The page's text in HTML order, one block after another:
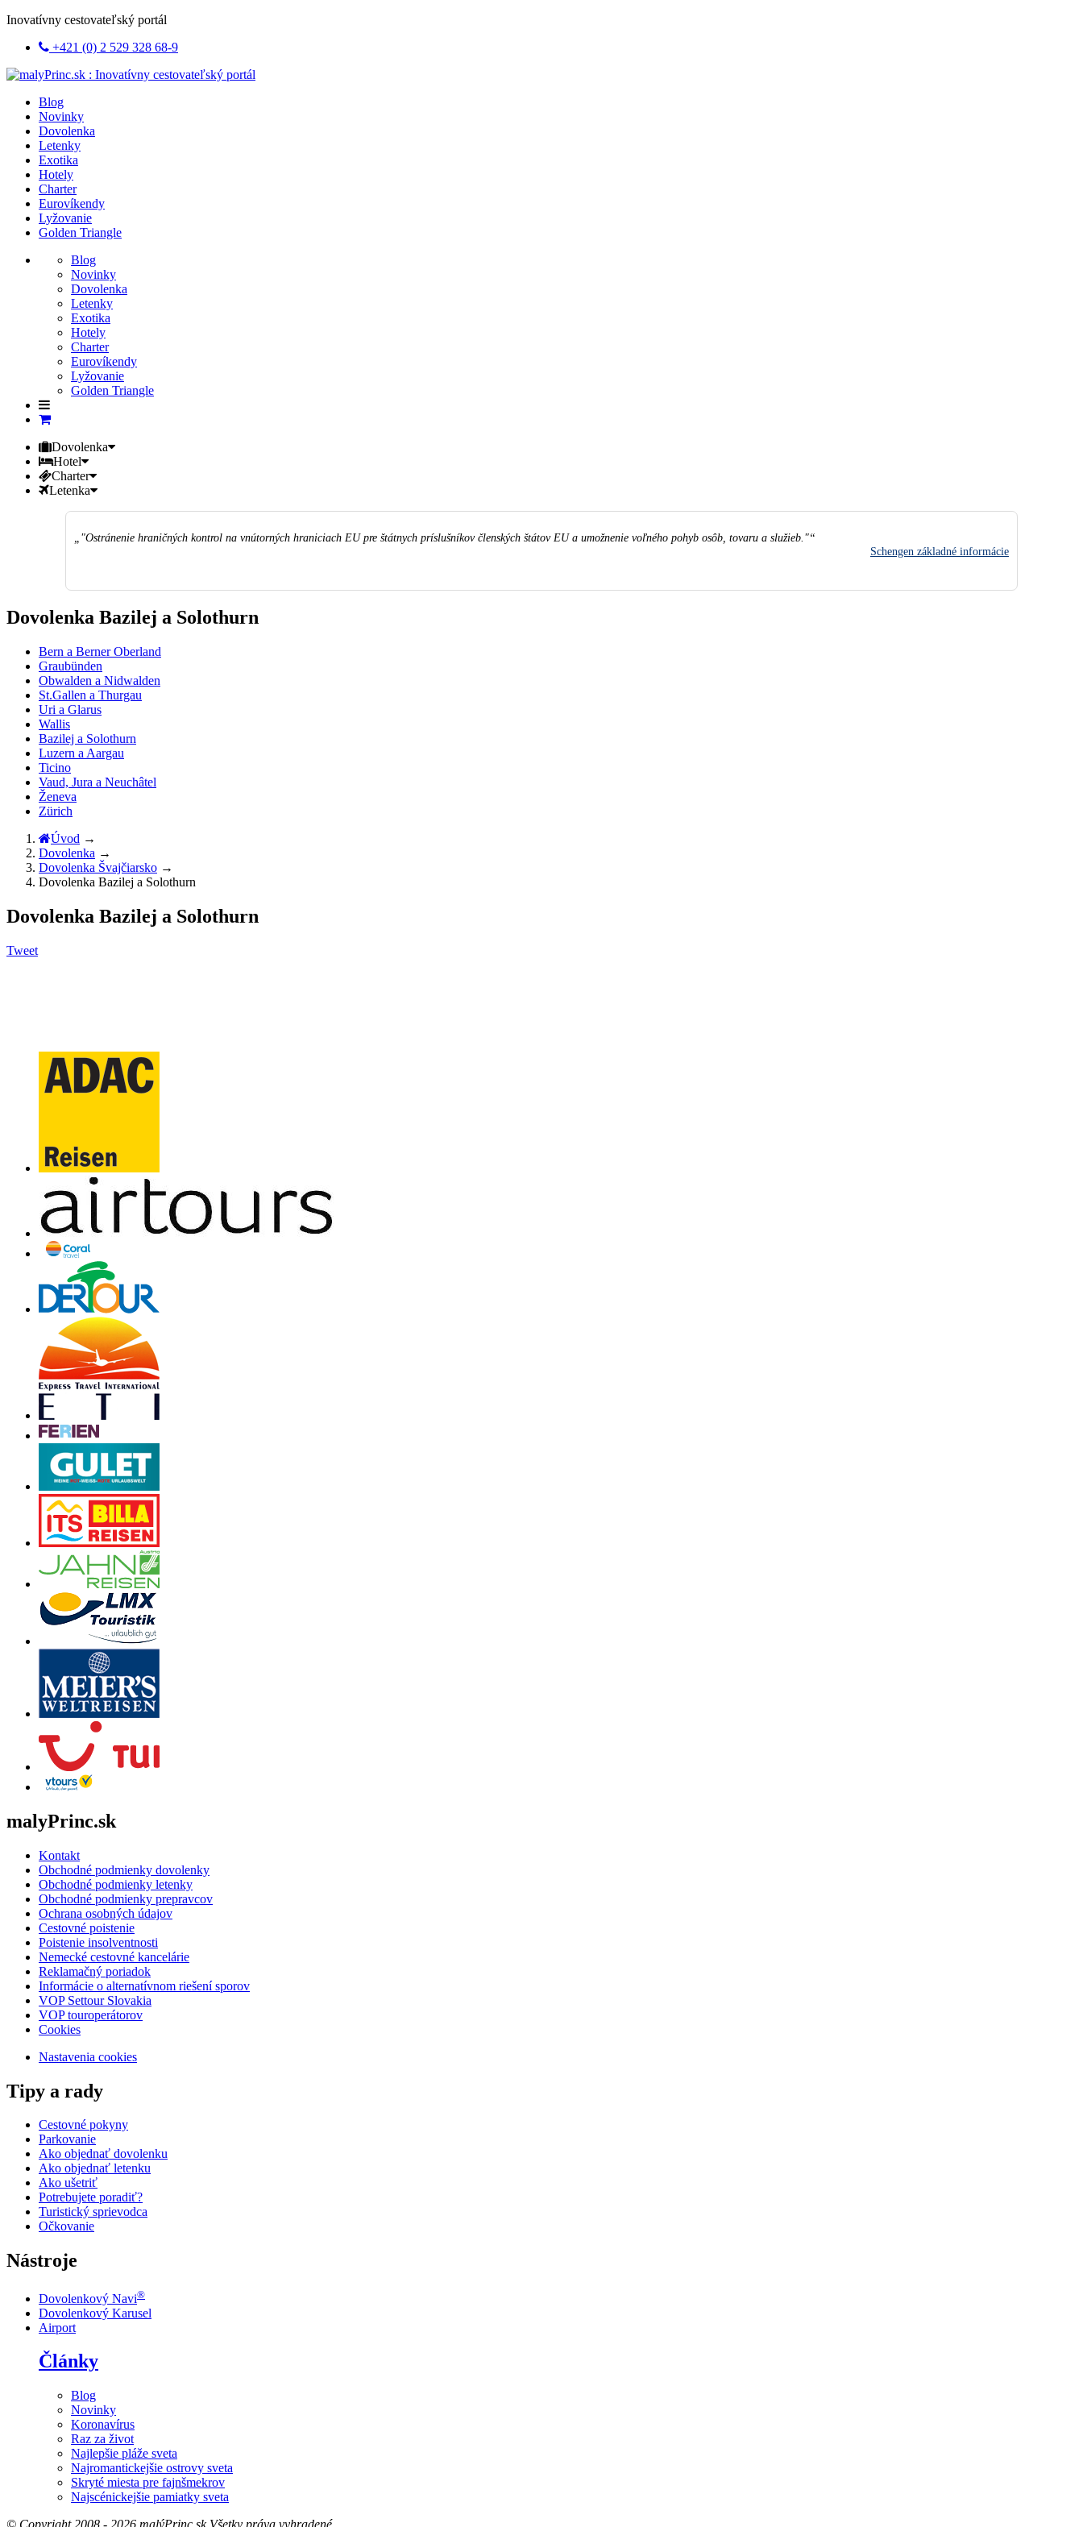
Inovatívny cestovateľský portál
+421 (0) 2 529 328 68-9
Blog
Novinky
Dovolenka
Letenky
Exotika
Hotely
Charter
Eurovíkendy
Lyžovanie
Golden Triangle
Blog
Novinky
Dovolenka
Letenky
Exotika
Hotely
Charter
Eurovíkendy
Lyžovanie
Golden Triangle
Dovolenka
Hotel
Charter
Letenka
"Ostránenie hraničných kontrol na vnútorných hraniciach EU pre štátnych príslušníkov členských štátov EU a umožnenie voľného pohyb osôb, tovaru a služieb."
Schengen základné informácie
Dovolenka Bazilej a Solothurn
Bern a Berner Oberland
Graubünden
Obwalden a Nidwalden
St.Gallen a Thurgau
Uri a Glarus
Wallis
Bazilej a Solothurn
Luzern a Aargau
Ticino
Vaud, Jura a Neuchâtel
Ženeva
Zürich
Úvod →
Dovolenka →
Dovolenka Švajčiarsko →
Dovolenka Bazilej a Solothurn
Dovolenka Bazilej a Solothurn
Tweet
malyPrinc.sk
Kontakt
Obchodné podmienky dovolenky
Obchodné podmienky letenky
Obchodné podmienky prepravcov
Ochrana osobných údajov
Cestovné poistenie
Poistenie insolventnosti
Nemecké cestovné kancelárie
Reklamačný poriadok
Informácie o alternatívnom riešení sporov
VOP Settour Slovakia
VOP touroperátorov
Cookies
Nastavenia cookies
Tipy a rady
Cestovné pokyny
Parkovanie
Ako objednať dovolenku
Ako objednať letenku
Ako ušetriť
Potrebujete poradiť?
Turistický sprievodca
Očkovanie
Nástroje
Dovolenkový Navi®
Dovolenkový Karusel
Airport
Články
Blog
Novinky
Koronavírus
Raz za život
Najlepšie pláže sveta
Najromantickejšie ostrovy sveta
Skryté miesta pre fajnšmekrov
Najscénickejšie pamiatky sveta